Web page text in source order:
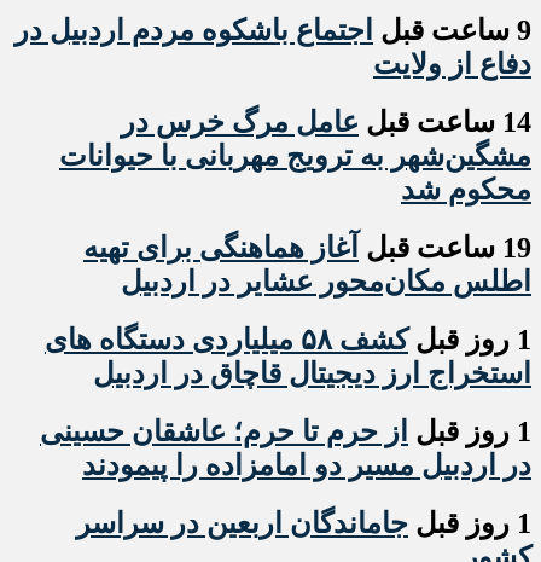
9 ساعت قبل
اجتماع باشکوه مردم اردبیل در
دفاع از ولایت
14 ساعت قبل
عامل مرگ خرس در
مشگین‌شهر به ترویج مهربانی با حیوانات
محکوم شد
19 ساعت قبل
آغاز هماهنگی برای تهیه
اطلس مکان‌محور عشایر در اردبیل
1 روز قبل
کشف ۵۸ میلیاردی دستگاه های
استخراج ارز دیجیتال قاچاق در اردبیل
1 روز قبل
از حرم تا حرم؛ عاشقان حسینی
در اردبیل مسیر دو امامزاده را پیمودند
1 روز قبل
جاماندگان اربعین در سراسر